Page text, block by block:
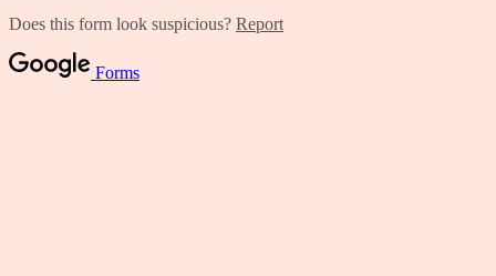
Does this form look suspicious? Report
Forms